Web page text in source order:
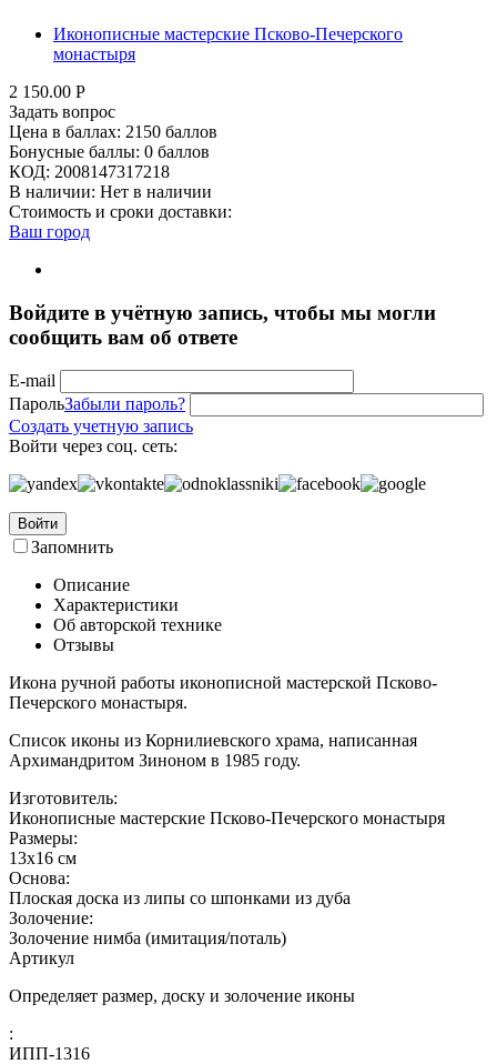
Иконописные мастерские Псково-Печерского
монастыря
2 150.00 Р
Задать вопрос
Цена в баллах: 2150 баллов
Бонусные баллы: 0 баллов
КОД: 2008147317218
В наличии: Нет в наличии
Стоимость и сроки доставки:
Ваш город
Войдите в учётную запись, чтобы мы могли
сообщить вам об ответе
E-mail
ПарольЗабыли пароль?
Создать учетную запись
Войти через соц. сеть:
Войти
Запомнить
Описание
Характеристики
Об авторской технике
Отзывы
Икона ручной работы иконописной мастерской Псково-
Печерского монастыря.
Список иконы из Корнилиевского храма, написанная
Архимандритом Зиноном в 1985 году.
Изготовитель:
Иконописные мастерские Псково-Печерского монастыря
Размеры:
13x16 см
Основа:
Плоская доска из липы со шпонками из дуба
Золочение:
Золочение нимба (имитация/поталь)
Артикул
Определяет размер, доску и золочение иконы
:
ИПП-1316